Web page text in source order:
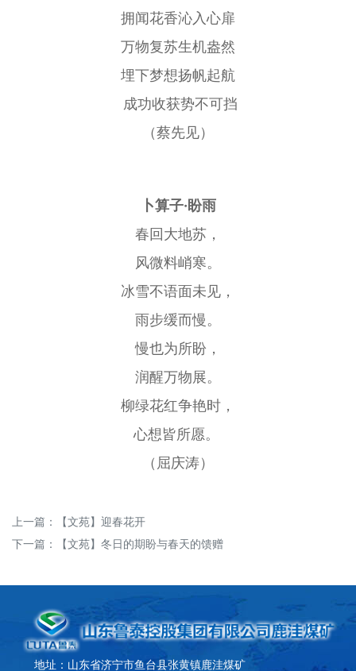
拥闻花香沁入心扉
万物复苏生机盎然
埋下梦想扬帆起航
成功收获势不可挡
（蔡先见）
卜算子·盼雨
春回大地苏，
风微料峭寒。
冰雪不语面未见，
雨步缓而慢。
慢也为所盼，
润醒万物展。
柳绿花红争艳时，
心想皆所愿。
（屈庆涛）
上一篇：
【文苑】迎春花开
下一篇：
【文苑】冬日的期盼与春天的馈赠
地址：山东省济宁市鱼台县张黄镇鹿洼煤矿